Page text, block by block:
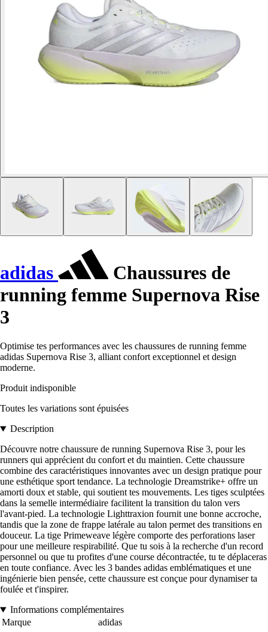
adidas
Chaussures de
running femme Supernova Rise
3
Optimise tes performances avec les chaussures de running femme
adidas Supernova Rise 3, alliant confort exceptionnel et design
moderne.
Produit indisponible
Toutes les variations sont épuisées
Description
Découvre notre chaussure de running Supernova Rise 3, pour les
runners qui apprécient du confort et du maintien. Cette chaussure
combine des caractéristiques innovantes avec un design pratique pour
une esthétique sport tendance. La technologie Dreamstrike+ offre un
amorti doux et stable, qui soutient tes mouvements. Les tiges sculptées
dans la semelle intermédiaire facilitent la transition du talon vers
l'avant-pied. La technologie Lighttraxion fournit une bonne accroche,
tandis que la zone de frappe latérale au talon permet des transitions en
douceur. La tige Primeweave légère comporte des perforations laser
pour une meilleure respirabilité. Que tu sois à la recherche d'un record
personnel ou que tu profites d'une course décontractée, tu te déplaceras
en toute confiance. Avec les 3 bandes adidas emblématiques et une
ingénierie bien pensée, cette chaussure est conçue pour dynamiser ta
foulée et t'inspirer.
Informations complémentaires
Marque
adidas